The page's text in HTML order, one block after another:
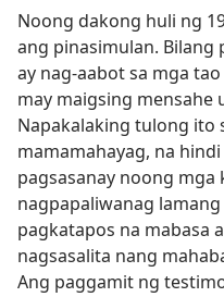
Noong dakong huli ng
ang pinasimulan. Bilang
ay nag-aabot sa mga
may maigsing mensahe
Napakalaking tulong ito
mamamahayag, na
pagsasanay noong mga
nagpapaliwanag
pagkatapos na mabasa
nagsasalita nang
Ang paggamit ng